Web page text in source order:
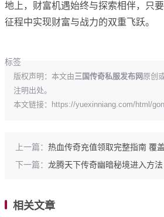
地上，财富机遇始终与探索相伴，只
征程中实现财富与战力的双重飞跃。
标签
版权声明：本文由三国传奇私服发布网 原创
注明出处。
本文链接：
https://yuexinniang.com/html/
上一篇： 热血传奇充值领取完整指南 覆
下一篇： 龙腾天下传奇幽暗秘境进入方法 暗
相关文章